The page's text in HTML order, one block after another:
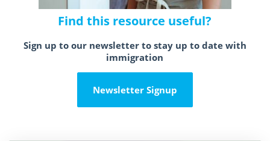
Find this resource useful?
Sign up to our newsletter to stay up to date with
immigration
Newsletter Signup